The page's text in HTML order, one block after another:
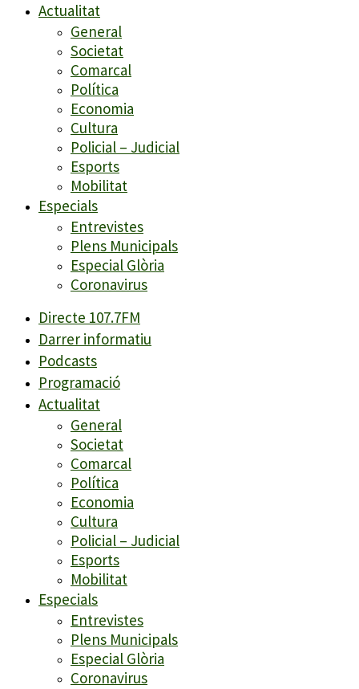
Actualitat
General
Societat
Comarcal
Política
Economia
Cultura
Policial – Judicial
Esports
Mobilitat
Especials
Entrevistes
Plens Municipals
Especial Glòria
Coronavirus
Directe 107.7FM
Darrer informatiu
Podcasts
Programació
Actualitat
General
Societat
Comarcal
Política
Economia
Cultura
Policial – Judicial
Esports
Mobilitat
Especials
Entrevistes
Plens Municipals
Especial Glòria
Coronavirus